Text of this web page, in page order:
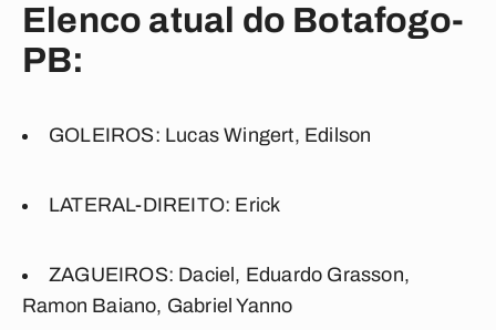
Elenco atual do Botafogo-
PB:
GOLEIROS: Lucas Wingert, Edilson
LATERAL-DIREITO: Erick
ZAGUEIROS: Daciel, Eduardo Grasson,
Ramon Baiano, Gabriel Yanno